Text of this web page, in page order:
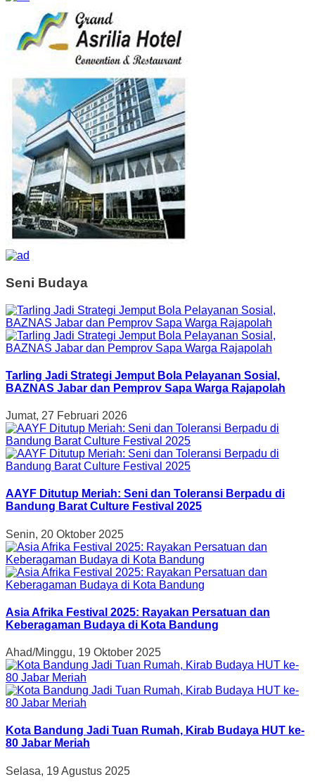
Seni Budaya
Tarling Jadi Strategi Jemput Bola Pelayanan Sosial,
BAZNAS Jabar dan Pemprov Sapa Warga Rajapolah
Jumat, 27 Februari 2026
AAYF Ditutup Meriah: Seni dan Toleransi Berpadu di
Bandung Barat Culture Festival 2025
Senin, 20 Oktober 2025
Asia Afrika Festival 2025: Rayakan Persatuan dan
Keberagaman Budaya di Kota Bandung
Ahad/Minggu, 19 Oktober 2025
Kota Bandung Jadi Tuan Rumah, Kirab Budaya HUT ke-
80 Jabar Meriah
Selasa, 19 Agustus 2025